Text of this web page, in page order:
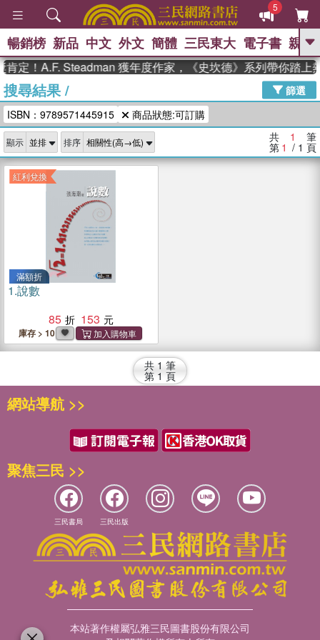
5
GO
高希均教授回憶錄
、 The Odyssey 、 父親節 、 如果歷
史是一群喵 、
獎 臺灣漫遊錄 、 方念華 、 台灣的李
登輝時代
數學女孩：黎曼猜想 、
偉大的迷走神經
暢銷榜 新品 中文 外文 簡體 三民東大 電子書 親子
定！A.F. Steadman 獲年度作家，《史坎德》系列帶你踏上
搜尋結果/
篩選
ISBN：9789571445915
商品狀態:可訂購
顯示 排序 共 1 筆
第 1 / 1 頁
紅利兌換
滿額折
1.說數
85
153
庫存 > 10
共 1 筆
第 1 頁
網站導航 >>
聚焦三民 >>
三民書局 三民出版
本站著作權屬弘雅三民圖書股份有限公司